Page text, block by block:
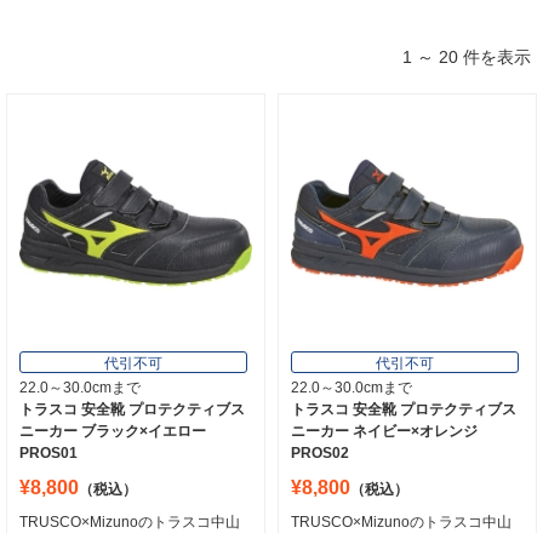
1 ～ 20 件を表示
代引不可
22.0～30.0cmまで
トラスコ 安全靴 プロテクティブス
ニーカー ブラック×イエロー
PROS01
¥8,800 （税込）
TRUSCO×Mizunoのトラスコ中山
代引不可
22.0～30.0cmまで
トラスコ 安全靴 プロテクティブス
ニーカー ネイビー×オレンジ
PROS02
¥8,800 （税込）
TRUSCO×Mizunoのトラスコ中山